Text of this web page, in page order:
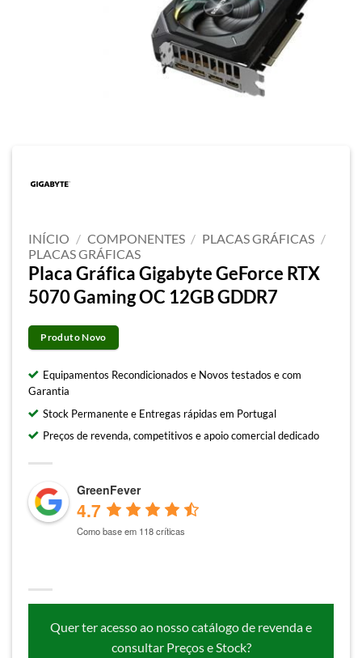
INÍCIO / COMPONENTES / PLACAS GRÁFICAS /
PLACAS GRÁFICAS
Placa Gráfica Gigabyte GeForce RTX
5070 Gaming OC 12GB GDDR7
Produto Novo
Equipamentos Recondicionados e Novos testados e com
Garantia
Stock Permanente e Entregas rápidas em Portugal
Preços de revenda, competitivos e apoio comercial dedicado
GreenFever
4.7
Como base em 118 críticas
Quer ter acesso ao nosso catálogo de revenda e
consultar Preços e Stock?